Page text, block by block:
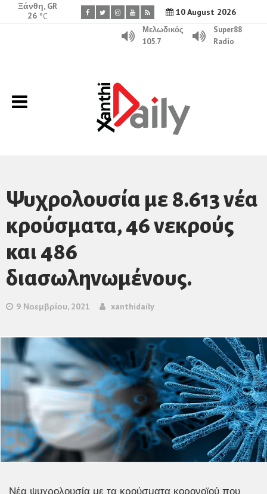
10 August 2026
Ξάνθη, GR
26 °C
Μελωδικός
105.7
Super88
Radio
Ψυχρολουσία με 8.613 νέα
κρούσματα, 46 νεκρούς
και 486
διασωληνωμένους.
9 Νοεμβρίου, 2021 xanthidaily
Νέα ψυχρολουσία με τα κρούσματα κορονοϊού που